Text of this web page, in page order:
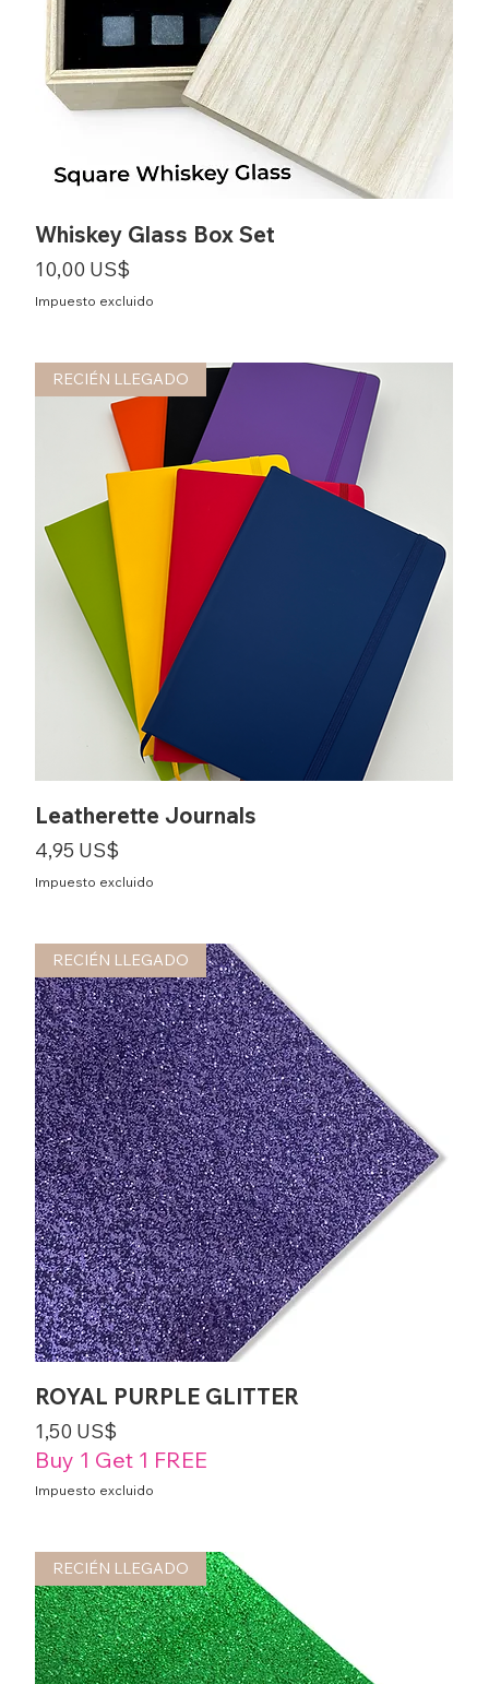
Whiskey Glass Box Set
Precio
10,00 US$
Impuesto excluido
RECIÉN LLEGADO
Leatherette Journals
Precio
4,95 US$
Impuesto excluido
RECIÉN LLEGADO
ROYAL PURPLE GLITTER
Precio
1,50 US$
Buy 1 Get 1 FREE
Impuesto excluido
RECIÉN LLEGADO